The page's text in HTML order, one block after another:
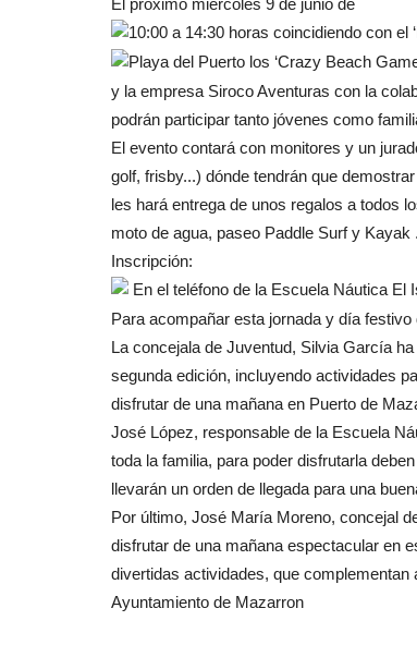
10:00 a 14:30 horas coincidiendo con el
Playa del Puerto los ‘Crazy Beach
y la empresa Siroco Aventuras con la
podrán participar tanto jóvenes como
El evento contará con monitores y un
golf, frisby...) dónde tendrán que
les hará entrega de unos regalos a todos
moto de agua, paseo Paddle Surf y Kayak .
Inscripción:
En el teléfono de la Escuela Náutica El
Para acompañar esta jornada y día
La concejala de Juventud, Silvia García
segunda edición, incluyendo actividades
disfrutar de una mañana en Puerto de
José López, responsable de la Escuela
toda la familia, para poder disfrutarla
llevarán un orden de llegada para una
Por último, José María Moreno, concejal
disfrutar de una mañana espectacular en
divertidas actividades, que
Ayuntamiento de Mazarron